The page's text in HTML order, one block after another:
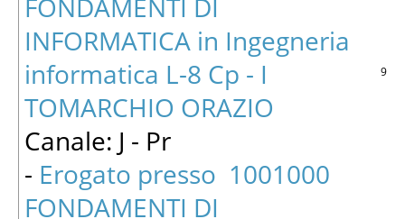
FONDAMENTI DI
INFORMATICA in Ingegneria
informatica L-8 Cp - I
TOMARCHIO ORAZIO
Canale: J - Pr
- Erogato presso 1001000
FONDAMENTI DI
9